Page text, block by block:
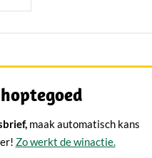
maak automatisch kans
Zo werkt de winactie.